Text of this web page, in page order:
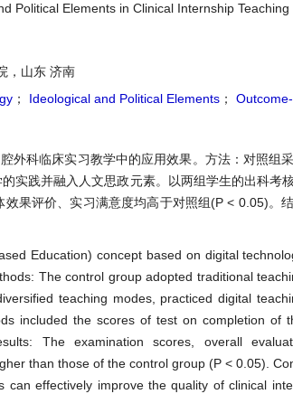
Political Elements in Clinical Internship
，山东 济南
； Ideological and Political Elements ；
外科临床实习教学中的应用效果。方法：对照组
实践并融入人文思政元素。以两组学生的出科考
果评价、实习满意度均高于对照组(P < 0.05)。
Education) concept based on digital
The control group adopted traditional
teaching modes, practiced digital
included the scores of test on completion of
The examination scores, overall
than those of the control group (P < 0.05).
effectively improve the quality of clinical